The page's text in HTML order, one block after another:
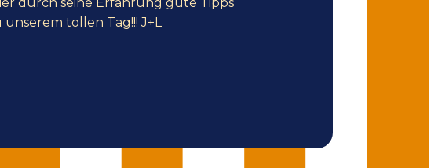
tollen Tag!!! J+L